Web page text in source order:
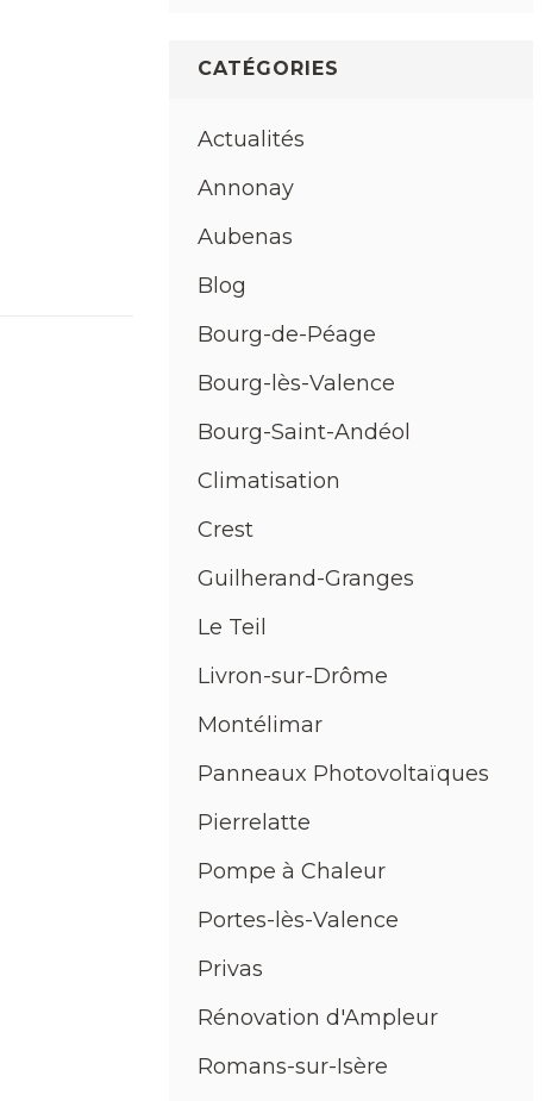
CATÉGORIES
Actualités
Annonay
Aubenas
Blog
Bourg-de-Péage
Bourg-lès-Valence
Bourg-Saint-Andéol
Climatisation
Crest
Guilherand-Granges
Le Teil
Livron-sur-Drôme
Montélimar
Panneaux Photovoltaïques
Pierrelatte
Pompe à Chaleur
Portes-lès-Valence
Privas
Rénovation d'Ampleur
Romans-sur-Isère